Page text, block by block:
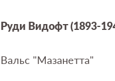
Руди Видофт (1893-
Вальс "Мазанетта"